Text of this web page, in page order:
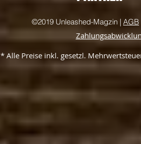
©2019 Unleashed-Magzin | AGB
* Alle Preise inkl. gesetzl.